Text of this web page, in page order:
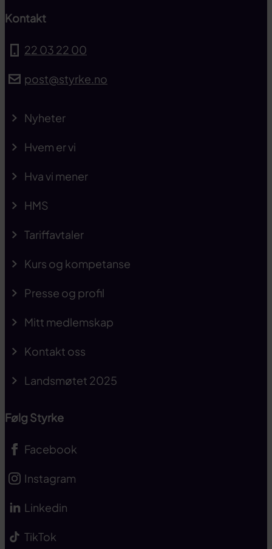
Kontakt
22 03 22 00
post@styrke.no
Nyheter
Hvem er vi
Hva vi mener
HMS
Tariffavtaler
Kurs og kompetanse
Presse og profil
Mitt medlemskap
Kontakt oss
Landsmøtet 2025
Følg Styrke
Facebook
Instagram
Linkedin
TikTok